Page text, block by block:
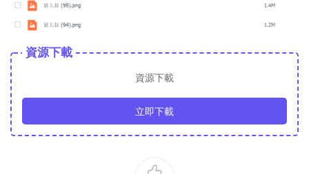
資源下載
資源下載
立即下載